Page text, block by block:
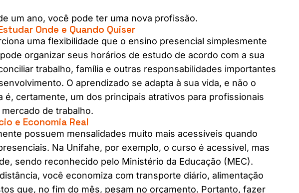
um ano, você pode ter uma nova profissão.
Onde e Quando Quiser
uma flexibilidade que o ensino presencial simplesmente
organizar seus horários de estudo de acordo com a sua
trabalho, família e outras responsabilidades importantes
O aprendizado se adapta à sua vida, e não o
é, certamente, um dos principais atrativos para profissionais
de trabalho.
e Economia Real
possuem mensalidades muito mais acessíveis quando
Na Unifahe, por exemplo, o curso é acessível, mas
sendo reconhecido pelo Ministério da Educação (MEC).
você economiza com transporte diário, alimentação
que, no fim do mês, pesam no orçamento. Portanto, fazer